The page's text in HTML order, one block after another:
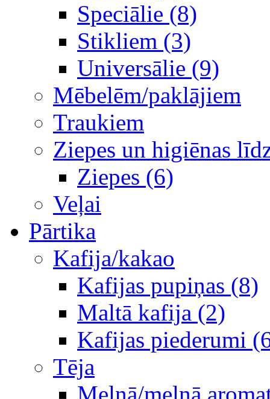
Speciālie (8)
Stikliem (3)
Universālie (9)
Mēbelēm/paklājiem
Traukiem
Ziepes un higiēnas
Ziepes (6)
Veļai
Pārtika
Kafija/kakao
Kafijas pupiņas (8)
Maltā kafija (2)
Kafijas piederumi
Tēja